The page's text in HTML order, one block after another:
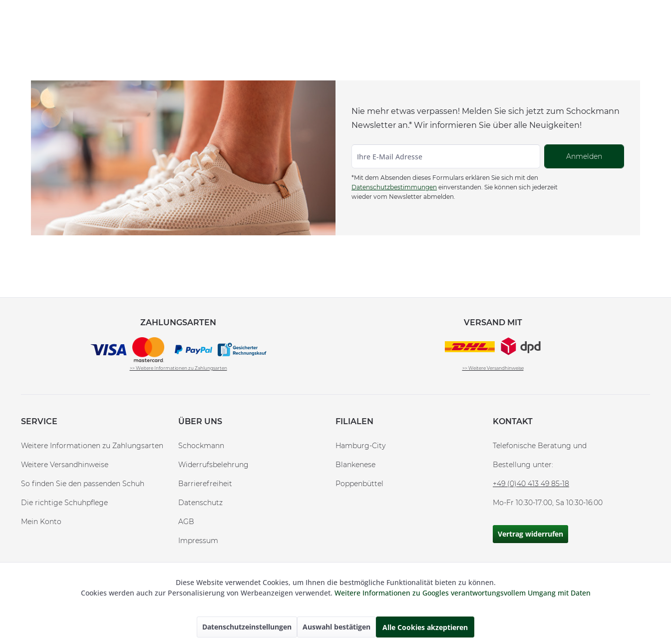
Nie mehr etwas verpassen! Melden Sie sich jetzt zum Schockmann
Newsletter an.* Wir informieren Sie über alle Neuigkeiten!
Anmelden
*Mit dem Absenden dieses Formulars erklären Sie sich mit den
Datenschutzbestimmungen einverstanden. Sie können sich jederzeit
wieder vom Newsletter abmelden.
ZAHLUNGSARTEN
>> Weitere Informationen zu Zahlungsarten
VERSAND MIT
>> Weitere Versandhinweise
SERVICE
Weitere Informationen zu Zahlungsarten
Weitere Versandhinweise
So finden Sie den passenden Schuh
Die richtige Schuhpflege
Mein Konto
ÜBER UNS
Schockmann
Widerrufsbelehrung
Barrierefreiheit
Datenschutz
AGB
Impressum
FILIALEN
Blankenese
Hamburg-City
Poppenbüttel
KONTAKT
Telefonische Beratung und
Bestellung unter:
+49 (0)40 413 49 85-18
Mo-Fr 10:30-17:00, Sa 10:30-16:00
Vertrag widerrufen
© 2019 Besser Gehen Schockmann GmbH. Alle Preise inkl. der gesetzl. MwSt und zzgl.
Diese Website verwendet Cookies, um Ihnen die bestmögliche Funktionalität bieten zu können.
Cookies werden auch zur Personalisierung von Werbeanzeigen verwendet. Weitere Informationen zu Googles verantwortungsvollem Umgang mit Daten
Datenschutzeinstellungen Auswahl bestätigen Alle Cookies akzeptieren